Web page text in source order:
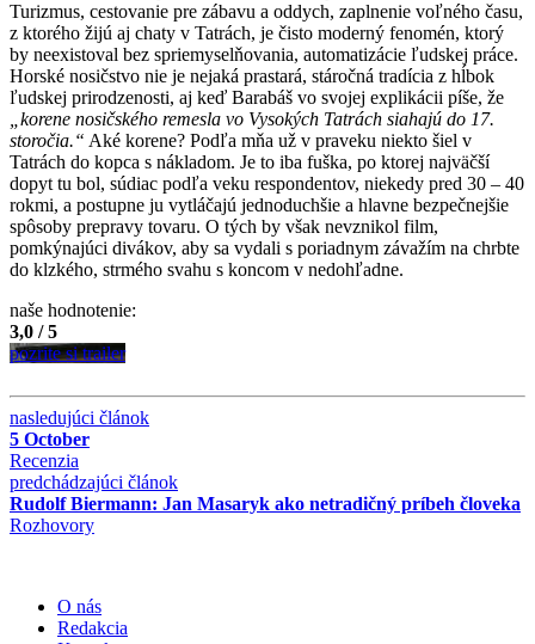
Turizmus, cestovanie pre zábavu a oddych, zaplnenie voľného času,
z ktorého žijú aj chaty v Tatrách, je čisto moderný fenomén, ktorý
by neexistoval bez spriemyselňovania, automatizácie ľudskej práce.
Horské nosičstvo nie je nejaká prastará, stáročná tradícia z hĺbok
ľudskej prirodzenosti, aj keď Barabáš vo svojej explikácii píše, že
„korene nosičského remesla vo Vysokých Tatrách siahajú do 17.
storočia.“ Aké korene? Podľa mňa už v praveku niekto šiel v
Tatrách do kopca s nákladom. Je to iba fuška, po ktorej najväčší
dopyt tu bol, súdiac podľa veku respondentov, niekedy pred 30 – 40
rokmi, a postupne ju vytláčajú jednoduchšie a hlavne bezpečnejšie
spôsoby prepravy tovaru. O tých by však nevznikol film,
pomkýnajúci divákov, aby sa vydali s poriadnym závažím na chrbte
do klzkého, strmého svahu s koncom v nedohľadne.
naše hodnotenie:
3,0 / 5
pozrite si trailer
nasledujúci článok
5 October
Recenzia
predchádzajúci článok
Rudolf Biermann: Jan Masaryk ako netradičný príbeh človeka
Rozhovory
O nás
Redakcia